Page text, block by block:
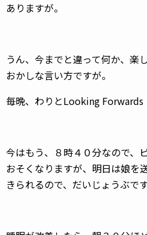
ありますが。
うん、今までと違って何か、楽
おかしな言い方ですが。
毎晩、わりとLooking Forwards
今はもう、８時４０分なので、
おそくなりますが、明日は娘を
きられるので、だいじょうぶです